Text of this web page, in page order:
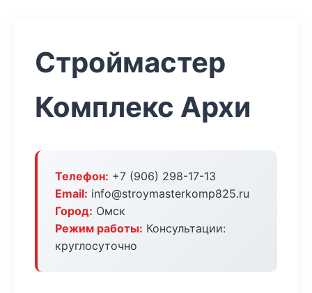
Строймастер
Комплекс Архи
Телефон: +7 (906) 298-17-13
Email: info@stroymasterkomp825.ru
Город: Омск
Режим работы: Консультации:
круглосуточно